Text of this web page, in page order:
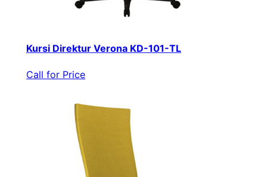
Kursi Direktur Verona KD-101-TL
Call for Price